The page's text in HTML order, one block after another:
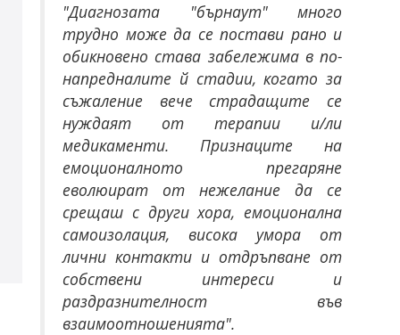
"Диагнозата "бърнаут" много
трудно може да се постави рано и
обикновено става забележима в по-
напредналите й стадии, когато за
съжаление вече страдащите се
нуждаят от терапии и/ли
медикаменти. Признаците на
емоционалното прегаряне
еволюират от нежелание да се
срещаш с други хора, емоционална
самоизолация, висока умора от
лични контакти и отдръпване от
собствени интереси и
раздразнителност във
взаимоотношенията".